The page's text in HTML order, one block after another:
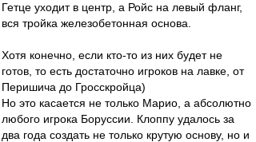
Гетце уходит в центр, а Ройс на левый фланг,
вся тройка железобетонная основа.
Хотя конечно, если кто-то из них будет не
готов, то есть достаточно игроков на лавке, от
Перишича до Гросскройца)
Но это касается не только Марио, а абсолютно
любого игрока Боруссии. Клоппу удалось за
два года создать не только крутую основу, но и